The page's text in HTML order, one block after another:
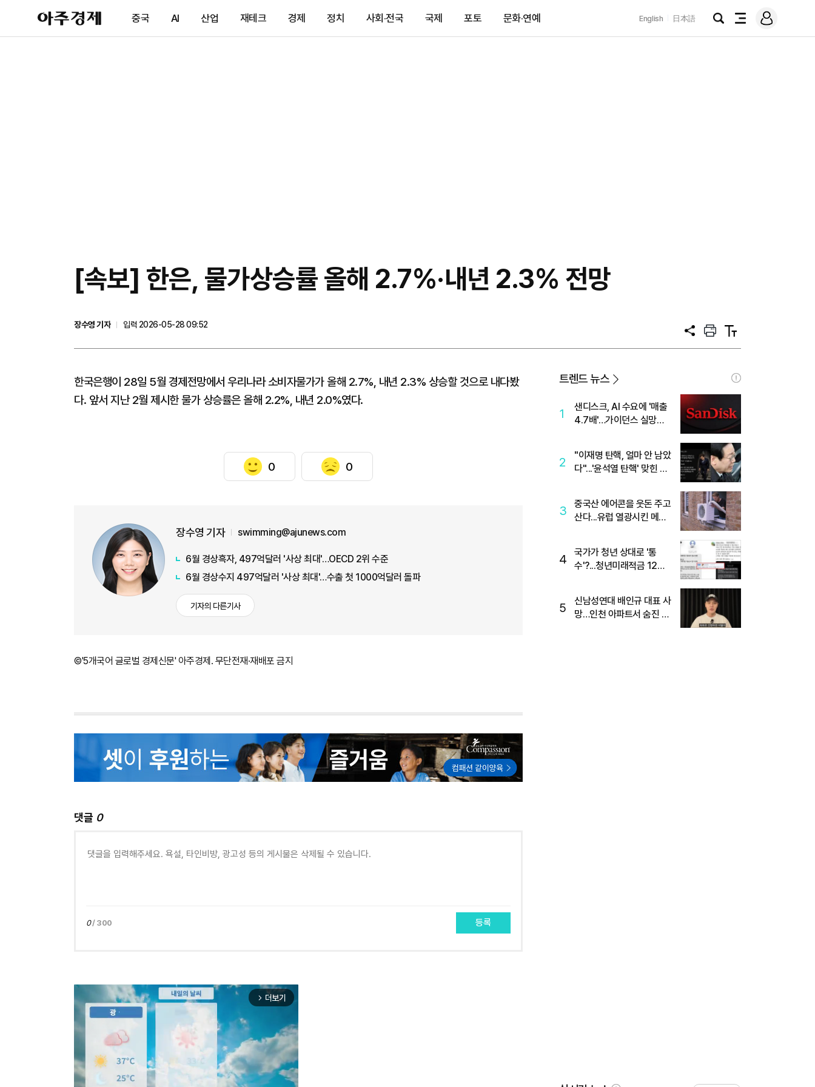
아
주
제
중국 AI 산업 재테크 경제 정치 사회·전국 국제 포토 문화·연예 English 日本語
검
전
메
그
[속보] 한은, 물가상승률 올해 2.7%·내년 2.3% 전망
장수영 기자
입력 2026-05-28 09:52
공
프
트
텍
트
한국은행이 28일 5월 경제전망에서 우리나라 소비자물가가 올해 2.7%, 내년 2.3% 상승할 것으로 내다봤
다. 앞서 지난 2월 제시한 물가 상승률은 올해 2.2%, 내년 2.0%였다.
0 0
장수영 기자 swimming@ajunews.com
6월 경상흑자, 497억달러 '사상 최대'…OECD 2위 수준
6월 경상수지 497억달러 '사상 최대'…수출 첫 1000억달러 돌파
기자의 다른기사
©'5개국어 글로벌 경제신문' 아주경제. 무단전재·재배포 금지
댓글 0
0/ 300 등록
arrow_forward_ios 더보기
트렌드 뉴스
1
샌디스크, AI 수요에 '매출
4.7배'…가이던스 실망에
2
"이재명 탄핵, 얼마 안 남았
다"...'윤석열 탄핵' 맞힌 무
3
중국산 에어콘을 웃돈 주고
산다...유럽 열광시킨 메이
4
국가가 청년 상대로 '통
수'?...청년미래적금 12%
5
신남성연대 배인규 대표 사
망…인천 아파트서 숨진 채